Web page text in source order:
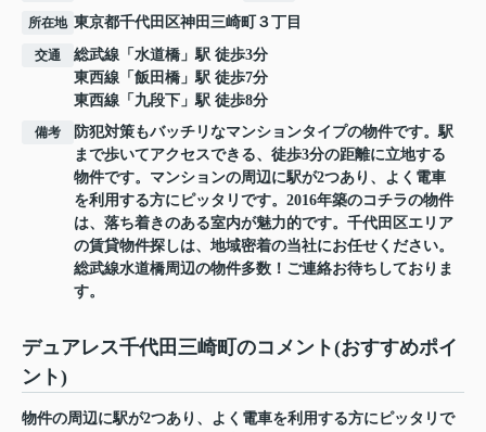
所在地 東京都千代田区神田三崎町 ３丁目
交通 総武線 「 水道橋 」駅 徒歩3分
東西線 「 飯田橋 」駅 徒歩7分
東西線 「 九段下 」駅 徒歩8分
備考
防犯対策もバッチリなマンションタイプの物件です。駅
まで歩いてアクセスできる、徒歩3分の距離に立地する
物件です。マンションの周辺に駅が2つあり、よく電車
を利用する方にピッタリです。2016年築のコチラの物件
は、落ち着きのある室内が魅力的です。千代田区エリア
の賃貸物件探しは、地域密着の当社にお任せください。
総武線水道橋周辺の物件多数！ご連絡お待ちしておりま
す。
デュアレス千代田三崎町のコメント(おすすめポイ
ント)
物件の周辺に駅が2つあり、よく電車を利用する方にピッタリで